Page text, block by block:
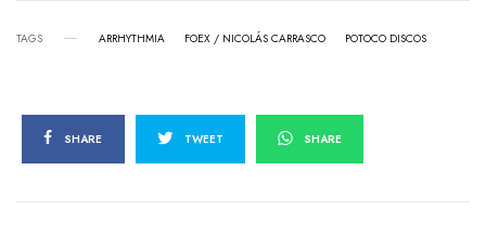
TAGS ARRHYTHMIA FOEX / NICOLÁS CARRASCO POTOCO DISCOS
SHARE TWEET SHARE